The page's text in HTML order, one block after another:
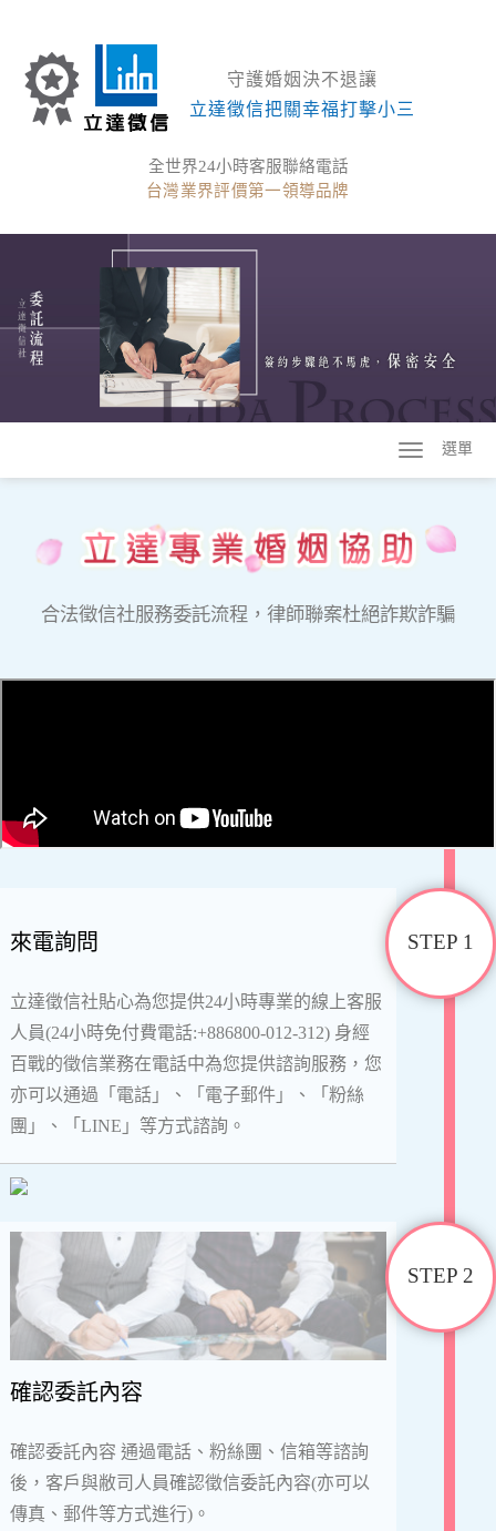
守護婚姻決不退讓
立達徵信把關幸福打擊小三
全世界24小時客服聯絡電話
台灣業界評價第一領導品牌
選單
合法徵信社服務委託流程，律師聯案杜絕詐欺詐騙
來電詢問
立達徵信社貼心為您提供24小時專業的線上客服
人員(24小時免付費電話:+886800-012-312) 身經
百戰的徵信業務在電話中為您提供諮詢服務，您
亦可以通過「電話」、「電子郵件」、「粉絲
團」、「LINE」等方式諮詢。
STEP 1
確認委託內容
確認委託內容 通過電話、粉絲團、信箱等諮詢
後，客戶與敝司人員確認徵信委託內容(亦可以
傳真、郵件等方式進行)。
STEP 2